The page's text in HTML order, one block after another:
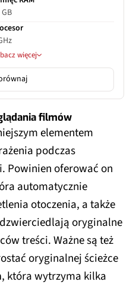
więcej
filmów
elementem
podczas
Powinien oferować on
automatycznie
otoczenia, a także
oryginalne
treści. Ważne są też
oryginalnej ścieżce
, która wytrzyma kilka